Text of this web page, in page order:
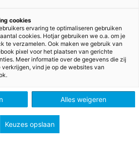
Buit, methodespecialist
onderwijs bij
je in vogelvlucht zien:
leeromgeving eruit ziet en welke
je klassen aanmaakt.
je opdrachten reset.
te vinden is.
cookies
ervaring te optimaliseren gebruiken
cookies. Hotjar gebruiken we o.a. om je
te verzamelen. Ook maken we gebruik van
pixel voor het plaatsen van gerichte
Meer informatie over de gegevens die zij
verkrijgen, vind je op de websites van
Alles weigeren
Keuzes opslaan